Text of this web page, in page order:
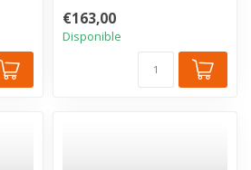
G&C . El ...
€163,00
Disponible